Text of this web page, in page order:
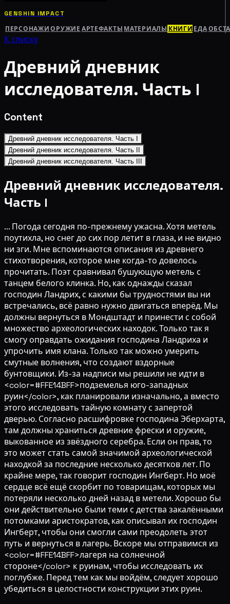
GENSHIN IMPACT
ПЕРСОНАЖИ ОРУЖИЕ АРТЕФАКТЫ МАТЕРИАЛЫ КНИГИ ЕДА
К списку
Древний дневник
исследователя. Часть I
Content
Древний дневник исследователя. Часть I
Древний дневник исследователя. Часть II
Древний дневник исследователя. Часть III
Древний дневник исследователя.
Часть I
... Погода сегодня по-прежнему ужасна. Хотя метель
поутихла, но снег до сих пор летит в глаза, и не видно
ни зги. Мне вспоминаются описания из древнего
стихотворения, которое мне когда-то довелось
прочитать. Поэт сравнивал бушующую метель с
танцем белого клинка. Но, как однажды сказал
господин Ландрих, с какими бы трудностями вы ни
встречались, всё равно нужно двигаться вперёд. Мы
должны вернуться в Мондштадт и принести с собой
множество археологических находок. Только так я
смогу оправдать ожидания господина Ландриха и
упрочить имя клана. Только так можно умерить
смутные волнения, что создают вздорные
бунтовщики. Из-за надписи мы решили не идти в
<color=#FFE14BFF>подземелья юго-западных
руин</color>, как планировали изначально, а вместо
этого исследовать тайную комнату с запертой
дверью. Согласно расшифровке господина Эберхарта,
там должны храниться древние фрески и оружие,
выкованное из звёздного серебра. Если он прав, то
это может стать самой значимой археологической
находкой за последние несколько десятков лет. По
крайне мере, так говорит господин Ингберт. Но моё
сердце всё ещё скорбит по товарищам, которых мы
потеряли несколько дней назад в метели. Хорошо бы
они действительно были теми с детства закалёнными
потомками аристократов, как описывал их господин
Ингберт, чтобы они смогли сами преодолеть этот
путь и вернуться в лагерь. Вскоре мы отправимся из
<color=#FFE14BFF>лагеря на солнечной
стороне</color> к руинам, чтобы исследовать их
поглубже. Перед тем как мы войдём, следует хорошо
убедиться в целостности конструкции этих руин.